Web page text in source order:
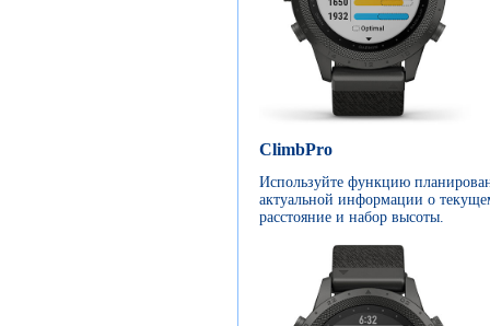
ClimbPro
Используйте функцию
актуальной информации о
расстояние и набор высоты.